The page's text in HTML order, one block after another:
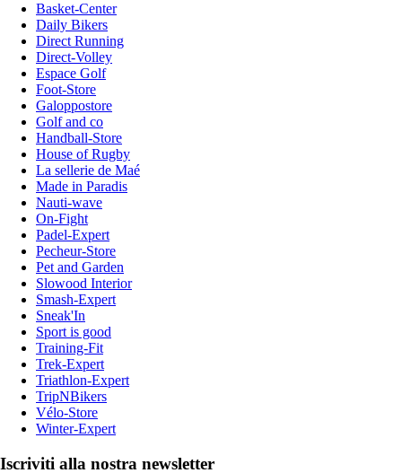
Basket-Center
Daily Bikers
Direct Running
Direct-Volley
Espace Golf
Foot-Store
Galoppostore
Golf and co
Handball-Store
House of Rugby
La sellerie de Maé
Made in Paradis
Nauti-wave
On-Fight
Padel-Expert
Pecheur-Store
Pet and Garden
Slowood Interior
Smash-Expert
Sneak'In
Sport is good
Training-Fit
Trek-Expert
Triathlon-Expert
TripNBikers
Vélo-Store
Winter-Expert
Iscriviti alla nostra newsletter